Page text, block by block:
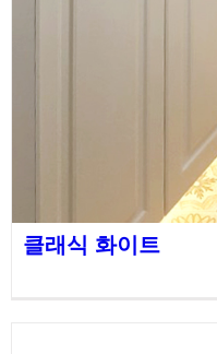
클래식 화이트